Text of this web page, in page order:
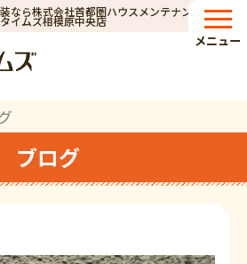
なら株式会社首都圏ハウスメンテナンス｜プ
イムズ相模原中央店
メニュー
ブログ